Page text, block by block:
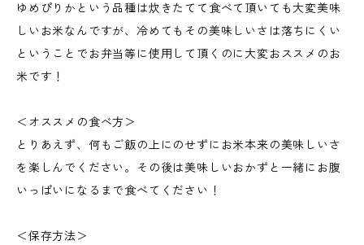
ゆめぴりかという品種は炊きたてて食べて頂いても大変美味
しいお米なんですが、冷めてもその美味しいさは落ちにくい
ということでお弁当等に使用して頂くのに大変おススメのお
米です！
＜オススメの食べ方＞
とりあえず、何もご飯の上にのせずにお米本来の美味しいさ
を楽しんでください。その後は美味しいおかずと一緒にお腹
いっぱいになるまで食べてください！
＜保存方法＞